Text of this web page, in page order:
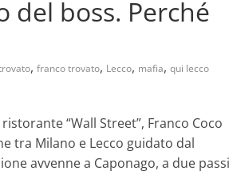
del boss. Perché
, franco trovato, Lecco, mafia, qui lecco
“Wall Street”, Franco Coco
tra Milano e Lecco guidato dal
avvenne a Caponago, a due passi